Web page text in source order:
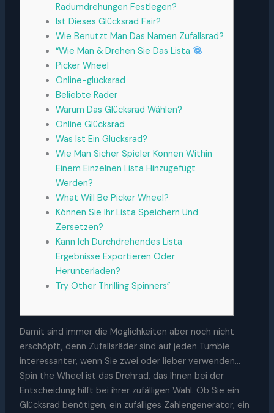
Radumdrehungen Festlegen?
Ist Dieses Glücksrad Fair?
Wie Benutzt Man Das Namen Zufallsrad?
“Wie Man & Drehen Sie Das Lista
Picker Wheel
Online-glücksrad
Beliebte Räder
Warum Das Glücksrad Wählen?
Online Glücksrad
Was Ist Ein Glücksrad?
Wie Man Sicher Spieler Können Within
Einem Einzelnen Lista Hinzugefügt
Werden?
What Will Be Picker Wheel?
Können Sie Ihr Lista Speichern Und
Zersetzen?
Kann Ich Durchdrehendes Lista
Ergebnisse Exportieren Oder
Herunterladen?
Try Other Thrilling Spinners”
Damit sind immer die Möglichkeiten aber noch nicht
erschöpft, denn Zufallsräder sind auf jeden Tumble
interessanter, wenn Sie zwei oder lieber verwenden…
Spin the Wheel ist das Drehrad, das Ihnen bei der
Entscheidung hilft bei ihrer zufälligen Wahl. Ob Sie ein
Glücksrad benötigen, ein zufälliges Zahlengenerator, ein